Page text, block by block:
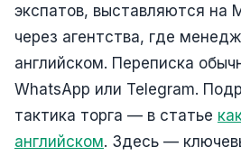
экспатов, выставляются на
через агентства, где
английском. Переписка
WhatsApp или Telegram.
тактика торга — в статье
английском. Здесь —